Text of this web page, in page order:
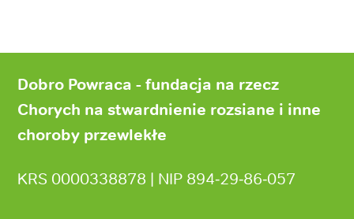
stronyDobro Powraca - fundacja na rzecz
Chorych na stwardnienie rozsiane i inne
choroby przewlekłe
KRS 0000338878 | NIP 894‑29‑86‑057